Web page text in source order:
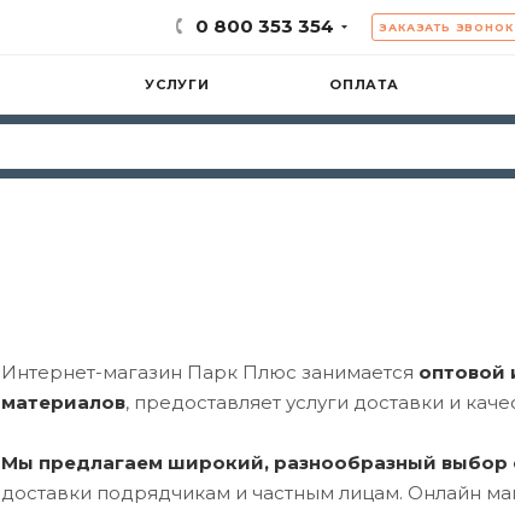
0 800 353 354 ЗАКАЗАТЬ ЗВОНОК
УСЛУГИ ОПЛАТА
Интернет-магазин Парк Плюс занимается оптовой
материалов, предоставляет услуги доставки и
Мы предлагаем широкий, разнообразный выбор
доставки подрядчикам и частным лицам. Онлайн